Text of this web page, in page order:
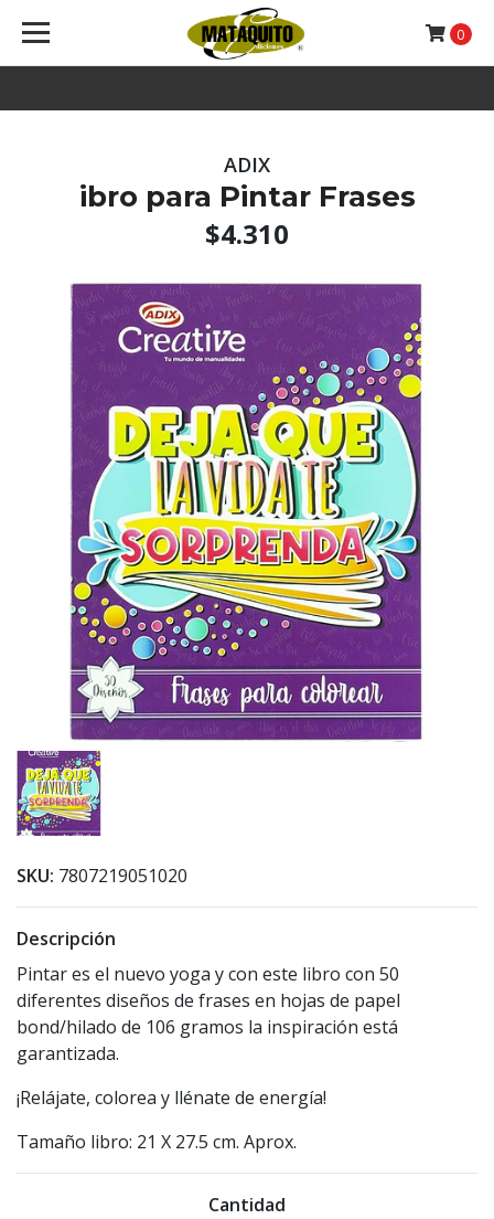
0
ADIX
ibro para Pintar Frases
$4.310
SKU: 7807219051020
Descripción
Pintar es el nuevo yoga y con este libro con 50
diferentes diseños de frases en hojas de papel
bond/hilado de 106 gramos la inspiración está
garantizada.
¡Relájate, colorea y llénate de energía!
Tamaño libro: 21 X 27.5 cm. Aprox.
Cantidad